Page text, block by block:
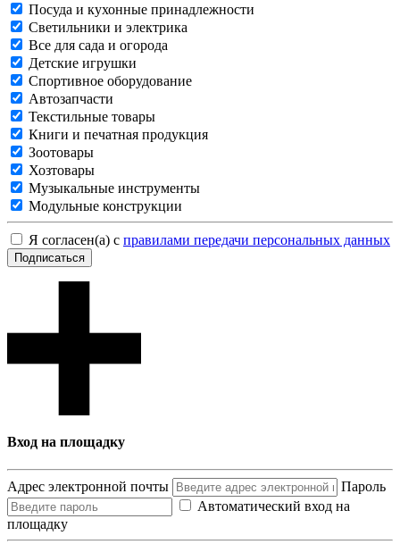
Посуда и кухонные принадлежности
Светильники и электрика
Все для сада и огорода
Детские игрушки
Спортивное оборудование
Автозапчасти
Текстильные товары
Книги и печатная продукция
Зоотовары
Хозтовары
Музыкальные инструменты
Модульные конструкции
Я согласен(а) с правилами передачи персональных данных
Подписаться
Вход на площадку
Адрес электронной почты
Пароль
Автоматический вход на
площадку